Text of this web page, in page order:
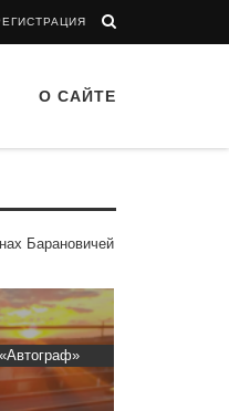
О САЙТЕ
Барановичей